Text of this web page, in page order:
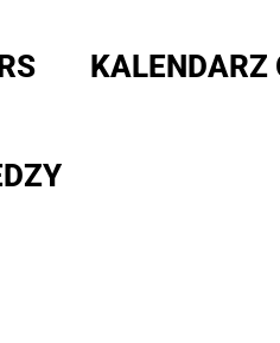
KALENDARZ